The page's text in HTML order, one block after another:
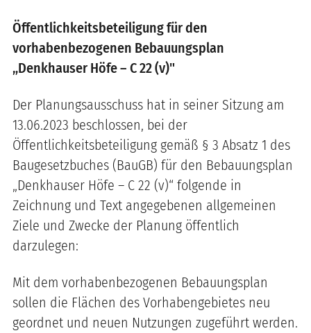
Öffentlichkeitsbeteiligung für den
vorhabenbezogenen Bebauungsplan
„Denkhauser Höfe – C 22 (v)"
Der Planungsausschuss hat in seiner Sitzung am
13.06.2023 beschlossen, bei der
Öffentlichkeitsbeteiligung gemäß § 3 Absatz 1 des
Baugesetzbuches (BauGB) für den Bebauungsplan
„Denkhauser Höfe – C 22 (v)“ folgende in
Zeichnung und Text angegebenen allgemeinen
Ziele und Zwecke der Planung öffentlich
darzulegen:
Mit dem vorhabenbezogenen Bebauungsplan
sollen die Flächen des Vorhabengebietes neu
geordnet und neuen Nutzungen zugeführt werden.